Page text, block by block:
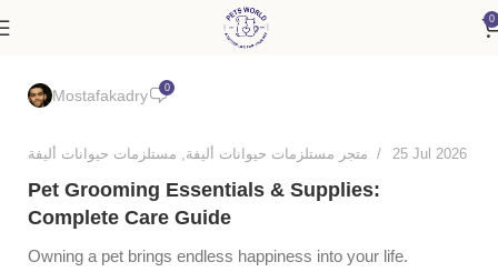
0
Mostafakadry 0
متجر مستلزمات حيوانات أليفة, مستلزمات حيوانات أليفة 25 Jul 2026
Pet Grooming Essentials & Supplies:
Complete Care Guide
Owning a pet brings endless happiness into your life.